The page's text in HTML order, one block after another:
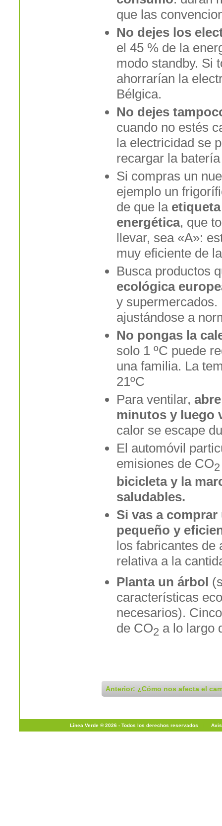
que las
No dejes los
el 45 % de la
modo standby. Si
ahorrarían la
Bélgica.
No dejes
cuando no estés
la electricidad se
recargar la
Si compras un
ejemplo un
de que laetiqueta
energética, que
llevar, sea «A»:
muy eficiente de
Busca productos
ecológica
y
ajustándose a
No pongas la
solo 1 ºC puede
una familia. La
21ºC
Para ventilar,
minutos y luego
calor se escape
El automóvil
emisiones de CO2
bicicleta y la
saludables.
Si vas a
pequeño y
los fabricantes de
relativa a la
Planta un árbol
características
necesarios).
de CO2 a lo largo
Anterior: ¿Cómo nos afecta el
Línea Verde ® 2026 - Todos los derechos reservados